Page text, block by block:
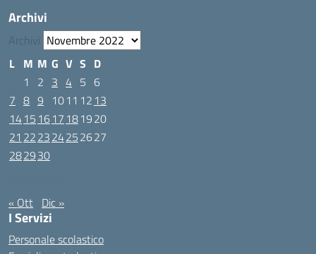
Archivi
Archivi
L M M G V S D
1
2 3 4 5 6
7 8 9 1011 12 13
1415 1617 181920
21 222324252627
282930
« Ott Dic »
I Servizi
Personale scolastico